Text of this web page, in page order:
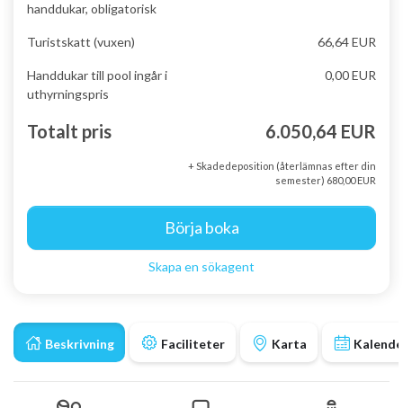
Beskrivning Faciliteter Karta
handdukar, obligatorisk
Turistskatt (vuxen) 66,64 EUR
Handdukar till pool ingår i
uthyrningspris
0,00 EUR
Totalt pris 6.050,64 EUR
+ Skadedeposition (återlämnas efter din
semester) 680,00 EUR
Börja boka
Skapa en sökagent